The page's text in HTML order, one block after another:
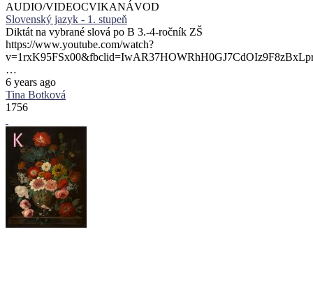
AUDIO/VIDEOCVIKANÁVOD
Slovenský jazyk - 1. stupeň
Diktát na vybrané slová po B 3.-4-ročník ZŠ
https://www.youtube.com/watch?
…
6 years ago
Tina Botková
1756